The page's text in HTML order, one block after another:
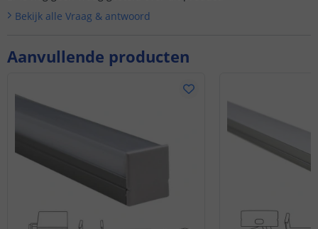
Aanvullende producten
Bekijk alle Vraag & antwoord